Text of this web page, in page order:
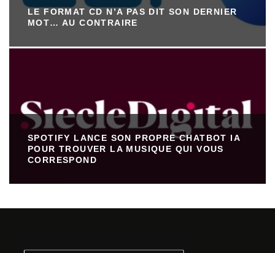
LE FORMAT CD N’A PAS DIT SON DERNIER
MOT… AU CONTRAIRE
SPOTIFY LANCE SON PROPRE CHATBOT IA
POUR TROUVER LA MUSIQUE QUI VOUS
CORRESPOND